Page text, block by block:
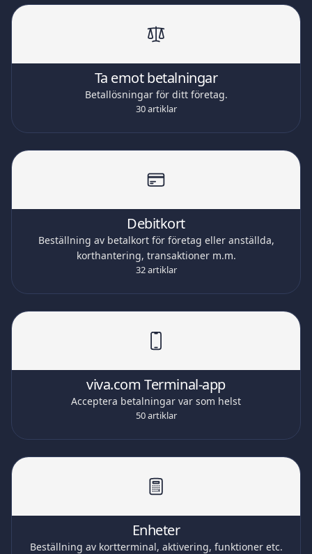
Ta emot betalningar
Betallösningar för ditt företag.
30 artiklar
Debitkort
Beställning av betalkort för företag eller anställda,
korthantering, transaktioner m.m.
32 artiklar
viva.com Terminal-app
Acceptera betalningar var som helst
50 artiklar
Enheter
Beställning av kortterminal, aktivering, funktioner etc.